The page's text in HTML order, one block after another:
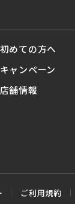
初めての方へ
キャンペーン
店舗情報
ご利用規約